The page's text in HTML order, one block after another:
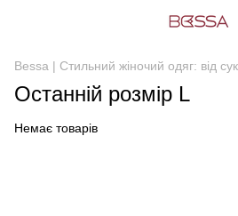
Bessa | Стильний жіночий одяг: від
Останній розмір L
Немає товарів